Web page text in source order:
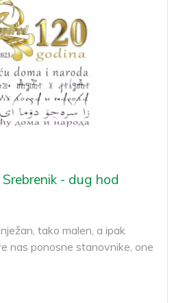
- dug hod
tako malen, a ipak
nas ponosne stanovnike, one